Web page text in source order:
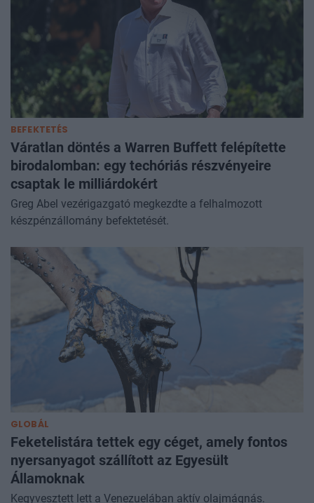
BEFEKTETÉS
Váratlan döntés a Warren Buffett felépítette
birodalomban: egy techóriás részvényeire
csaptak le milliárdokért
Greg Abel vezérigazgató megkezdte a felhalmozott
készpénzállomány befektetését.
GLOBÁL
Feketelistára tettek egy céget, amely fontos
nyersanyagot szállított az Egyesült
Államoknak
Kegyvesztett lett a Venezuelában aktív olajmágnás.